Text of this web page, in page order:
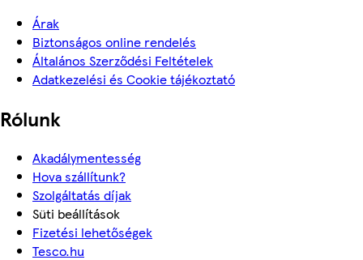
Árak
Biztonságos online rendelés
Általános Szerződési Feltételek
Adatkezelési és Cookie tájékoztató
Rólunk
Akadálymentesség
Hova szállítunk?
Szolgáltatás díjak
Süti beállítások
Fizetési lehetőségek
Tesco.hu